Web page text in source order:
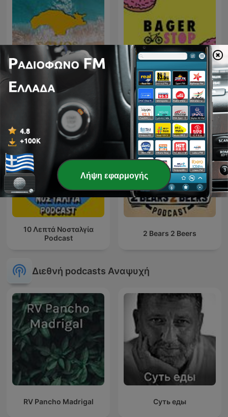
Σάμος: Η Ελλάδα σε ένα
νησί
Bagerstop
10 Λεπτά Νοσταλγία
Podcast
2 Bears 2 Beers
Διεθνή podcasts Αναψυχή
RV Pancho Madrigal Суть еды
Λήψη εφαρμογής